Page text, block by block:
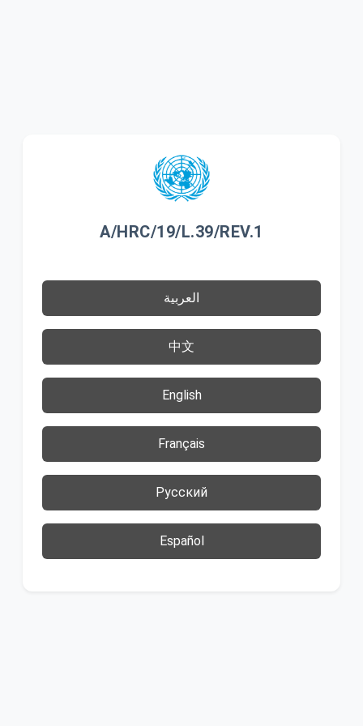
A/HRC/19/L.39/REV.1
العربية
中文
English
Français
Русский
Español